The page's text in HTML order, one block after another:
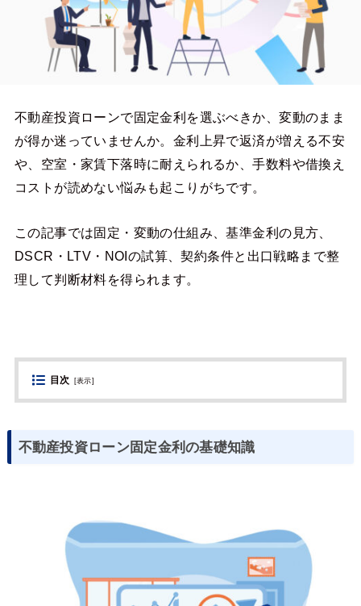
不動産投資ローンで固定金利を選ぶべきか、変動のまま
が得か迷っていませんか。金利上昇で返済が増える不安
や、空室・家賃下落時に耐えられるか、手数料や借換え
コストが読めない悩みも起こりがちです。
この記事では固定・変動の仕組み、基準金利の見方、
DSCR・LTV・NOIの試算、契約条件と出口戦略まで整
理して判断材料を得られます。
目次 [表示]
不動産投資ローン固定金利の基礎知識